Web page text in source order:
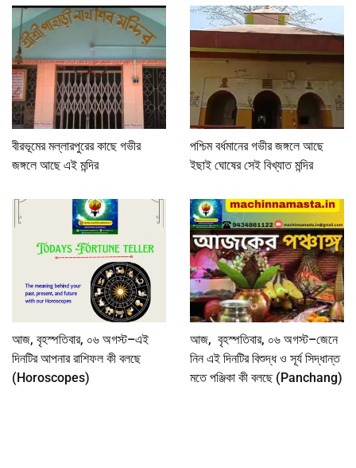
বীরভূমের মল্লারপুরের কাছে গভীর
জঙ্গলে আছে এই মন্দির
পশ্চিম বর্ধমানের গভীর জঙ্গলে আছে
ইছাই ঘোষের সেই বিখ্যাত মন্দির
আজ, বৃহস্পতিবার, ০৬ অগস্ট–এই
দিনটির আপনার রাশিফল কী বলছে
(Horoscopes)
আজ, বৃহস্পতিবার, ০৬ অগস্ট–জেনে
নিন এই দিনটির বিশুদ্ধ ও সূর্য সিদ্ধান্ত
মতে পঞ্জিকা কী বলছে (Panchang)